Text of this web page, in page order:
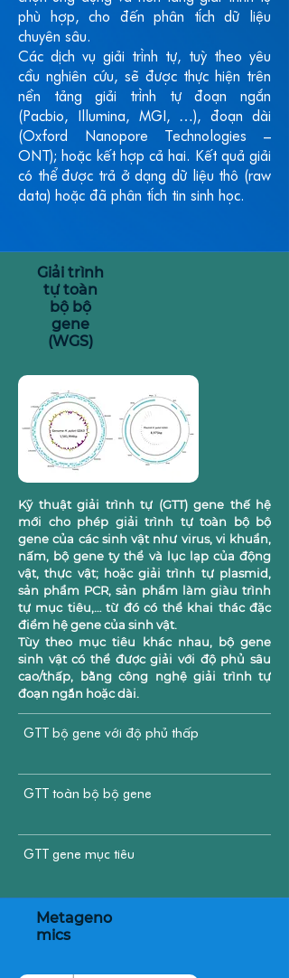
phù hợp, cho đến phân tích dữ liệu
chuyên sâu.
Các dịch vụ giải trình tự, tuỳ theo yêu
cầu nghiên cứu, sẽ được thực hiện trên
nền tảng giải trình tự đoạn ngắn
(Pacbio, Illumina, MGI, …), đoạn dài
(Oxford Nanopore Technologies –
ONT); hoặc kết hợp cả hai. Kết quả giải
có thể được trả ở dạng dữ liệu thô (raw
data) hoặc đã phân tích tin sinh học.
Giải trình
tự toàn
bộ bộ
gene
(WGS)
Kỹ thuật giải trình tự (GTT) gene thế hệ
mới cho phép giải trình tự toàn bộ bộ
gene của các sinh vật như virus, vi khuẩn,
nấm, bộ gene ty thể và lục lạp của động
vật, thực vật; hoặc giải trình tự plasmid,
sản phẩm PCR, sản phẩm làm giàu trình
tự mục tiêu,… từ đó có thể khai thác đặc
điểm hệ gene của sinh vật.
​Tùy theo mục tiêu khác nhau, bộ gene
sinh vật có thể được giải với độ phủ sâu
cao/thấp, bằng công nghệ giải trình tự
đoạn ngắn hoặc dài.
GTT bộ gene với độ phủ thấp
GTT toàn bộ bộ gene
GTT gene mục tiêu
Metageno
mics